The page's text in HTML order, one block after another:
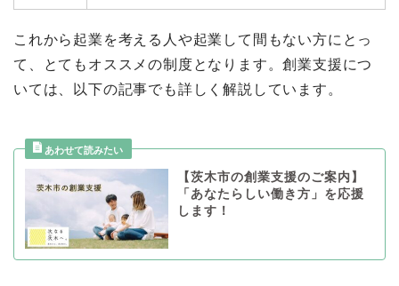
これから起業を考える人や起業して間もない方にとっ
て、とてもオススメの制度となります。創業支援につ
いては、以下の記事でも詳しく解説しています。
【茨木市の創業支援のご案内】
「あなたらしい働き方」を応援
します！